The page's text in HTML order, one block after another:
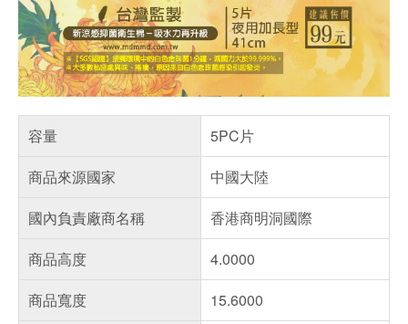
容量
5PC片
商品來源國家
中國大陸
國內負責廠商名稱
香港商明洞國際
商品高度
4.0000
商品寬度
15.6000